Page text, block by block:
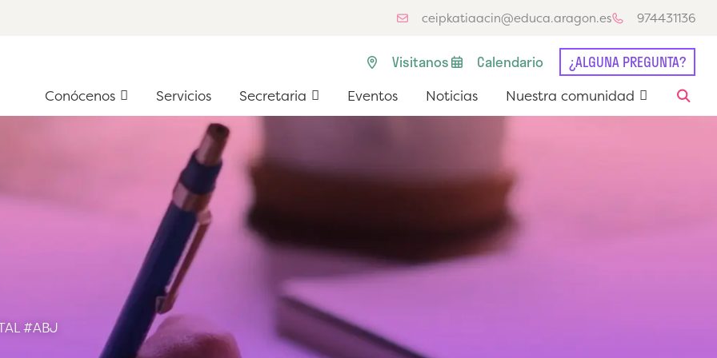
ceipkatiaacin@educa.aragon.es 974431136
Visitanos Calendario ¿ALGUNA PREGUNTA?
Conócenos Servicios Secretaria Eventos Noticias Nuestra comunidad
Nuestra comunidad
#ABJ